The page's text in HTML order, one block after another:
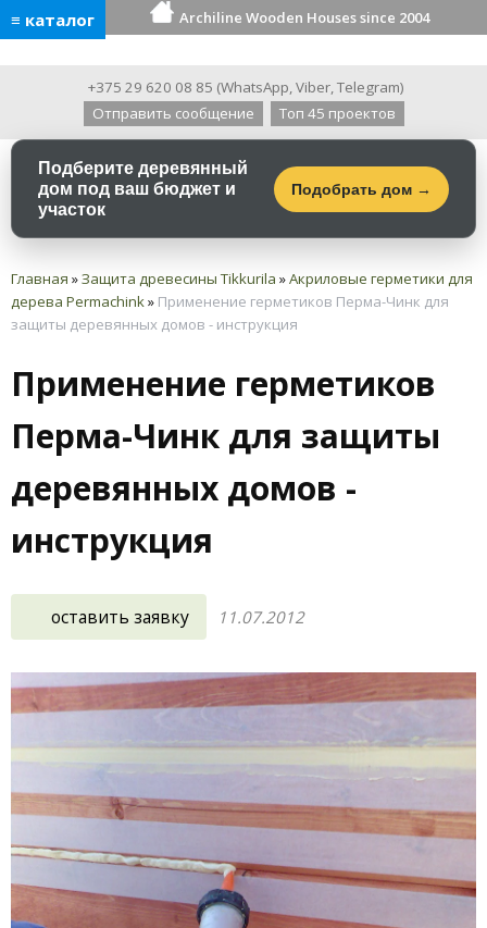
≡ каталог Archiline Wooden Houses since 2004
+375 29 620 08 85 (WhatsApp,Viber,Telegram)
Отправить сообщение
Топ 45 проектов
Подберите деревянный
дом под ваш бюджет и
участок
Подобрать дом →
Главная »Защита древесины Tikkurila »Акриловые герметики для
дерева Permachink» Применение герметиков Перма-Чинк для
защиты деревянных домов - инструкция
Применение герметиков
Перма-Чинк для защиты
деревянных домов -
инструкция
оставить заявку 11.07.2012